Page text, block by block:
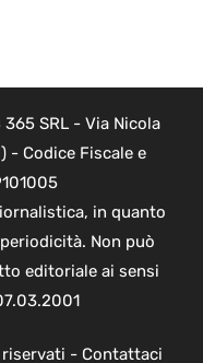
SRL - Via Nicola
- Codice Fiscale e
in quanto
Non può
editoriale ai sensi
- Contattaci